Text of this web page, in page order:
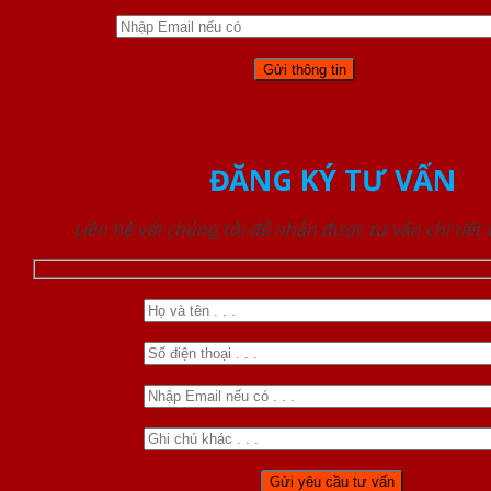
ĐĂNG KÝ TƯ VẤN
Liên hệ với chúng tôi để nhận được tư vấn chi tiết